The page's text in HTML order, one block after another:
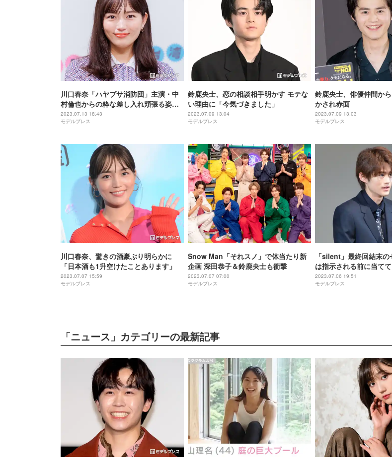
川口春奈「ハヤブサ消防団」主演・中
村倫也からの粋な差し入れ頬張る姿に
反響 ポーズに自らツッコミ
2023.07.13 18:43
モデルプレス
鈴鹿央士、恋の相談相手明かす モテな
い理由に「今気づきました」
2023.07.09 13:04
モデルプレス
鈴鹿央士、俳優仲間か
かされ赤面
2023.07.09 13:03
モデルプレス
川口春奈、驚きの酒豪ぶり明らかに
「日本酒も1升空けたことあります」
2023.07.07 15:59
モデルプレス
Snow Man「それスノ」で体当たり新
企画 深田恭子＆鈴鹿央士も衝撃
2023.07.07 07:00
モデルプレス
「silent」最終回結末
は指示される前に当て
ゃんには言わずに」村瀬
話明かす＜第39回ATP賞
2023.07.06 19:51
モデルプレス
「ニュース」カテゴリーの最新記事